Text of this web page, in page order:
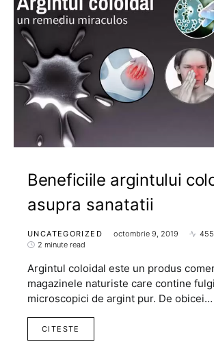
Beneficiile argintului
asupra sanatatii
UNCATEGORIZED octombrie 9, 2019
2 minute read
Argintul coloidal este un produs
magazinele naturiste care contine fulgi
microscopici de argint pur. De obicei…
CITESTE